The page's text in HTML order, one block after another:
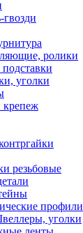
ролики
уголки
крепеж
резьбовые
профили
уголки